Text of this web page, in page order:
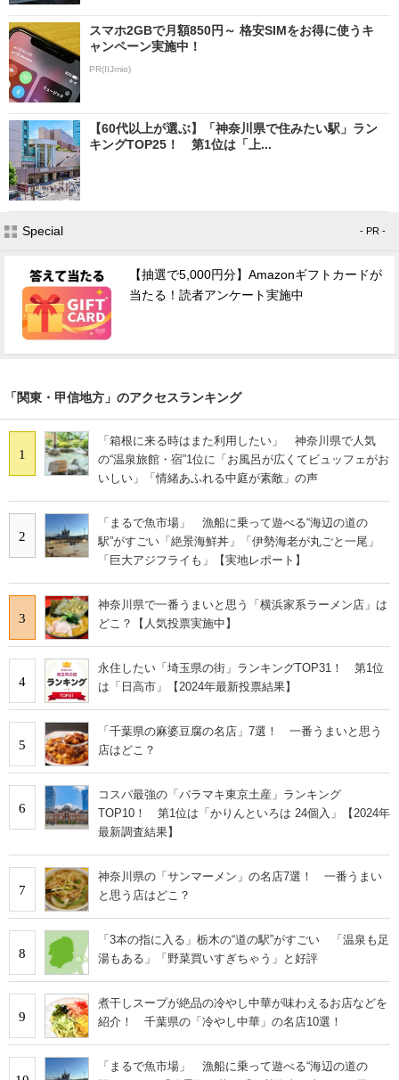
スマホ2GBで月額850円～ 格安SIMをお得に使うキ
ャンペーン実施中！
PR(IIJmio)
【60代以上が選ぶ】「神奈川県で住みたい駅」ラン
キングTOP25！ 第1位は「上...
Special - PR -
【抽選で5,000円分】Amazonギフトカードが
当たる！読者アンケート実施中
「関東・甲信地方」のアクセスランキング
1
「箱根に来る時はまた利用したい」 神奈川県で人気
の“温泉旅館・宿”1位に「お風呂が広くてビュッフェがお
いしい」「情緒あふれる中庭が素敵」の声
2
「まるで魚市場」 漁船に乗って遊べる“海辺の道の
駅”がすごい「絶景海鮮丼」「伊勢海老が丸ごと一尾」
「巨大アジフライも」【実地レポート】
3
神奈川県で一番うまいと思う「横浜家系ラーメン店」は
どこ？【人気投票実施中】
4
永住したい「埼玉県の街」ランキングTOP31！ 第1位
は「日高市」【2024年最新投票結果】
5
「千葉県の麻婆豆腐の名店」7選！ 一番うまいと思う
店はどこ？
6
コスパ最強の「バラマキ東京土産」ランキング
TOP10！ 第1位は「かりんといろは 24個入」【2024年
最新調査結果】
7
神奈川県の「サンマーメン」の名店7選！ 一番うまい
と思う店はどこ？
8
「3本の指に入る」栃木の“道の駅”がすごい 「温泉も足
湯もある」「野菜買いすぎちゃう」と好評
9
煮干しスープが絶品の冷やし中華が味わえるお店などを
紹介！ 千葉県の「冷やし中華」の名店10選！
「まるで魚市場」 漁船に乗って遊べる“海辺の道の